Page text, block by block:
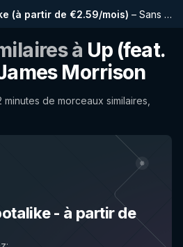
(à partir de €2.59/mois) – Sans publicité, playlists plus longues, historique complet et accès anticipé aux nouvelles fonctionnalités
à Up (feat.
Morrison
de morceaux similaires,
- à partir de